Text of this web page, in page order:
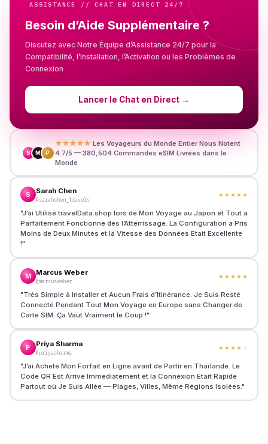
ASSISTANCE // CHAT EN DIRECT 24/7
Besoin d’Aide Supplémentaire ?
Discutez avec Notre Équipe d’Assistance 24/7 pour la
Compatibilité, l’Installation, l’Activation ou les Problèmes de
Connexion
Lancer le Chat en Direct →
S M P
★★★★★ Les Voyageurs du Monde Entier Nous Notent
4.7/5 — 380,504 Commandes eSIM Livrées dans le
Monde
S Sarah Chen
@sarahchen_travels
★★★★★
"J’ai Utilisé travelData.shop lors de Mon Voyage au Japon et Tout a
Parfaitement Fonctionné dès l’Atterrissage. La Configuration a Pris
Moins de Deux Minutes et la Vitesse des Données Était Excellente
!"
M Marcus Weber
@marcusweber
★★★★★
"Très Simple à Installer et Aucun Frais d’Itinérance. Je Suis Resté
Connecté Pendant Tout Mon Voyage en Europe sans Changer de
Carte SIM. Ça Vaut Vraiment le Coup !"
P Priya Sharma
@priyasharma
★★★★ ☆
"J’ai Acheté Mon Forfait en Ligne avant de Partir en Thaïlande. Le
Code QR Est Arrivé Immédiatement et la Connexion Était Rapide
Partout où Je Suis Allée — Plages, Villes, Même Régions Isolées. "